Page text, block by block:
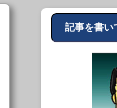
記事を書い